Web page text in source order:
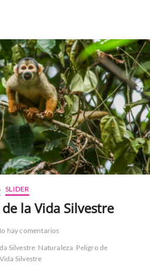
SLIDER
la Vida Silvestre
hay comentarios
Silvestre Naturaleza Peligro de
Vida Silvestre